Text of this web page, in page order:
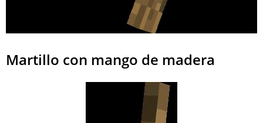
Martillo con mango de madera